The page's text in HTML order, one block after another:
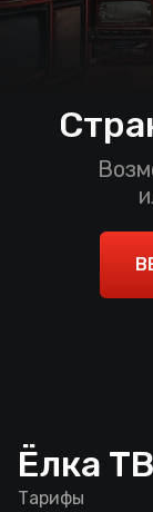
Ёлка ТВ
Тарифы